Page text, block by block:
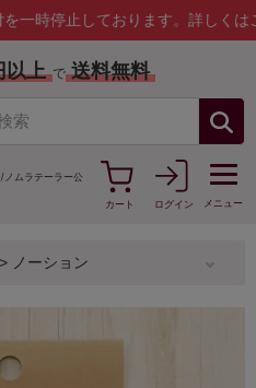
しております。詳しくはこちら
以上 で 送料無料
/ ノムラテーラー公
カート
ログイン メニュー
> ノーション